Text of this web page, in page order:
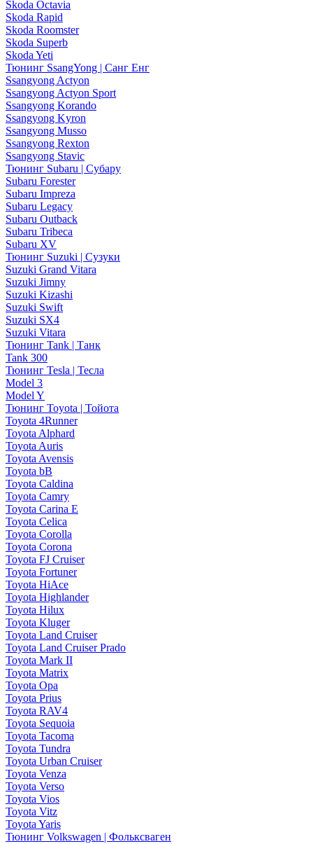
Skoda Octavia
Skoda Rapid
Skoda Roomster
Skoda Superb
Skoda Yeti
Тюнинг SsangYong | Санг Енг
Ssangyong Actyon
Ssangyong Actyon Sport
Ssangyong Korando
Ssangyong Kyron
Ssangyong Musso
Ssangyong Rexton
Ssangyong Stavic
Тюнинг Subaru | Субару
Subaru Forester
Subaru Impreza
Subaru Legacy
Subaru Outback
Subaru Tribeca
Subaru XV
Тюнинг Suzuki | Сузуки
Suzuki Grand Vitara
Suzuki Jimny
Suzuki Kizashi
Suzuki Swift
Suzuki SX4
Suzuki Vitara
Тюнинг Tank | Танк
Tank 300
Тюнинг Tesla | Тесла
Model 3
Model Y
Тюнинг Toyota | Тойота
Toyota 4Runner
Toyota Alphard
Toyota Auris
Toyota Avensis
Toyota bB
Toyota Caldina
Toyota Camry
Toyota Carina E
Toyota Celica
Toyota Corolla
Toyota Corona
Toyota FJ Cruiser
Toyota Fortuner
Toyota HiAce
Toyota Highlander
Toyota Hilux
Toyota Kluger
Toyota Land Cruiser
Toyota Land Cruiser Prado
Toyota Mark II
Toyota Matrix
Toyota Opa
Toyota Prius
Toyota RAV4
Toyota Sequoia
Toyota Tacoma
Toyota Tundra
Toyota Urban Cruiser
Toyota Venza
Toyota Verso
Toyota Vios
Toyota Vitz
Toyota Yaris
Тюнинг Volkswagen | Фольксваген